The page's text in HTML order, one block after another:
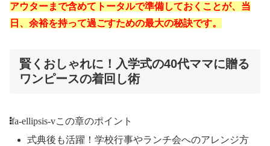
アウターまで含めてトータルで準備しておくことが、当
日、余裕を持って過ごすための最大の秘訣です。
賢くおしゃれに！入学式の40代ママに贈る
ワンピースの着回し術
fa-ellipsis-vこの章のポイント
式典後も活躍！学校行事やランチ会へのアレンジ方